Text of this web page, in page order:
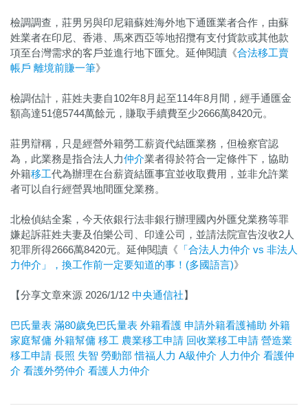
檢調調查，莊男另與印尼籍蘇姓海外地下通匯業者合作，由蘇
姓業者在印尼、香港、馬來西亞等地招攬有支付貨款或其他款
項至台灣需求的客戶並進行地下匯兌。延伸閱讀《合法移工賣
帳戶 離境前賺一筆》
檢調估計，莊姓夫妻自102年8月起至114年8月間，經手通匯金
額高達51億5744萬餘元，賺取手續費至少2666萬8420元。
莊男辯稱，只是經營外籍勞工薪資代結匯業務，但檢察官認
為，此業務是指合法人力仲介業者得於符合一定條件下，協助
外籍移工代為辦理在台薪資結匯事宜並收取費用，並非允許業
者可以自行經營異地間匯兌業務。
北檢偵結全案，今天依銀行法非銀行辦理國內外匯兌業務等罪
嫌起訴莊姓夫妻及伯樂公司、印達公司，並請法院宣告沒收2人
犯罪所得2666萬8420元。延伸閱讀《 「合法人力仲介 vs 非法人
力仲介」，換工作前一定要知道的事！(多國語言)》
【分享文章來源 2026/1/12 中央通信社】
巴氏量表 滿80歲免巴氏量表 外籍看護 申請外籍看護補助 外籍
家庭幫傭 外籍幫傭 移工 農業移工申請 回收業移工申請 營造業
移工申請 長照 失智 勞動部 惜福人力 A級仲介 人力仲介 看護仲
介 看護外勞仲介 看護人力仲介